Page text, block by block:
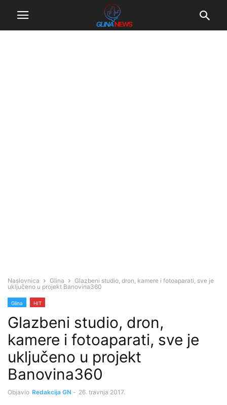
Naslovnica Glina
Glazbeni studio, dron, kamere i fotoaparati, sve je
uključeno u projekt Banovina360
Glina HIT
Glazbeni studio, dron,
kamere i fotoaparati, sve je
uključeno u projekt
Banovina360
Objavio Redakcija GN - 26. travnja 2017.